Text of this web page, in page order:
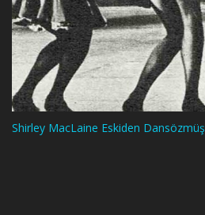
Shirley MacLaine Eskiden Dansözmüş